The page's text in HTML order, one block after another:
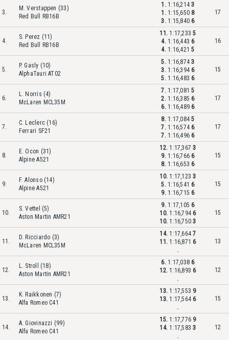
3.
M. Verstappen (33)
Red Bull RB16B
1. 1:16,2143
1. 1:15,650 8
3. 1:15,840 6
17
4.
S. Perez (11)
Red Bull RB16B
11. 1:17,2335
4. 1:16,443 6
4. 1:16,4215
16
5.
P. Gasly (10)
AlphaTauri AT02
5. 1:16,8743
3. 1:16,394 6
5. 1:16,483 6
15
6.
L. Norris (4)
McLaren MCL35M
7. 1:17,0815
2. 1:16,385 6
6. 1:16,489 6
17
7.
C. Leclerc (16)
Ferrari SF21
8. 1:17,0845
7. 1:16,574 6
7. 1:16,496 6
17
8.
E. Ocon (31)
Alpine A521
12. 1:17,3673
9. 1:16,766 6
8. 1:16,653 6
15
9.
F. Alonso (14)
Alpine A521
10. 1:17,1233
5. 1:16,541 6
9. 1:16,715 6
15
10.
S. Vettel (5)
Aston Martin AMR21
9. 1:17,105 6
10. 1:16,794 6
10. 1:16,7503
15
11.
D. Ricciardo (3)
McLaren MCL35M
14. 1:17,6647
11. 1:16,871 6
.
13
12.
L. Stroll (18)
Aston Martin AMR21
6. 1:17,038 6
12. 1:16,893 6
.
12
13.
K. Raikkonen (7)
Alfa Romeo C41
13. 1:17,553 9
13. 1:17,564 6
.
15
14.
A. Giovinazzi (99)
Alfa Romeo C41
15. 1:17,776 9
14. 1:17,5833
.
12